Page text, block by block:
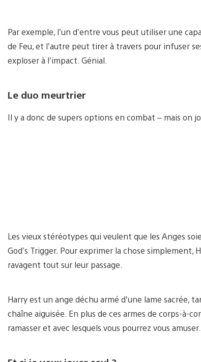
Par exemple, l’un d’entre vous peut utiliser une
de Feu, et l’autre peut tirer à travers pour infuser
exploser à l’impact. Génial.
Le duo meurtrier
Il y a donc de supers options en combat – mais on
Les vieux stéréotypes qui veulent que les Anges
God’s Trigger. Pour exprimer la chose simplement,
ravagent tout sur leur passage.
Harry est un ange déchu armé d’une lame sacrée,
chaîne aiguisée. En plus de ces armes de corps-à-
ramasser et avec lesquels vous pourrez vous amuser.